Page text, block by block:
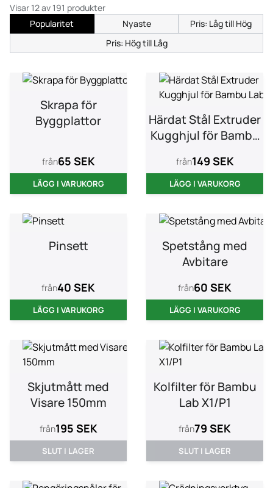
Visar 12 av 191 produkter
Popularitet
Nyaste
Pris: Låg till Hög
Pris: Hög till Låg
Skrapa för
Byggplattor
från65 SEK
LÄGG I VARUKORG
Härdat Stål Extruder
Kugghjul för Bambu
från149 SEK
LÄGG I VARUKORG
Pinsett
från40 SEK
LÄGG I VARUKORG
Spetstång med
Avbitare
från60 SEK
LÄGG I VARUKORG
Skjutmått med
Visare 150mm
från195 SEK
SLUT I LAGER
Kolfilter för Bambu
Lab X1/P1
från79 SEK
SLUT I LAGER